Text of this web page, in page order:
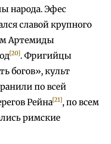
народа. Эфес
славой крупного
Артемиды
[20]. Фригийцы
богов», культ
по всей
Рейна[21], по всем
римские